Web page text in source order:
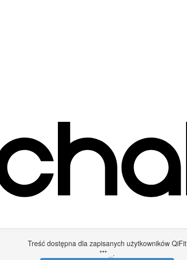
Treść dostępna dla zapisanych użytkowników QiFit
***
.